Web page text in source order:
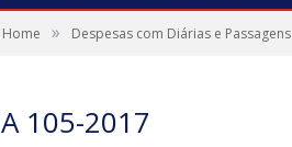
Home » Despesas com Diárias e Passagens
105-2017